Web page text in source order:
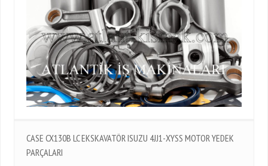
CASE CX130B LC EKSKAVATÖR ISUZU 4JJ1-XYSS MOTOR YEDEK
PARÇALARI